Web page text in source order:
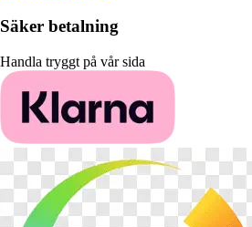
Säker betalning
Handla tryggt på vår sida